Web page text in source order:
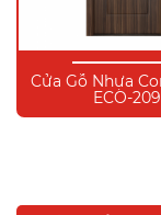
Cửa Gỗ Nhựa
ECO-209